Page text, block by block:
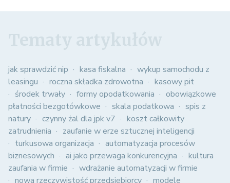
jak sprawdzić nip kasa fiskalna
wykup samochodu z
leasingu
roczna składka zdrowotna
kasowy pit
środek trwały
formy opodatkowania
obowiązkowe
płatności bezgotówkowe
skala podatkowa
spis z
natury
czynny żal dla jpk v7
koszt całkowity
zatrudnienia
zaufanie w erze sztucznej inteligencji
turkusowa organizacja
automatyzacja procesów
biznesowych
ai jako przewaga konkurencyjna
kultura
zaufania w firmie
wdrażanie automatyzacji w firmie
nowa rzeczywistość przedsiębiorcy
modele